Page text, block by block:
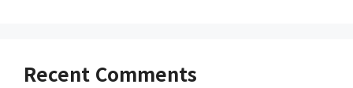
Recent Comments